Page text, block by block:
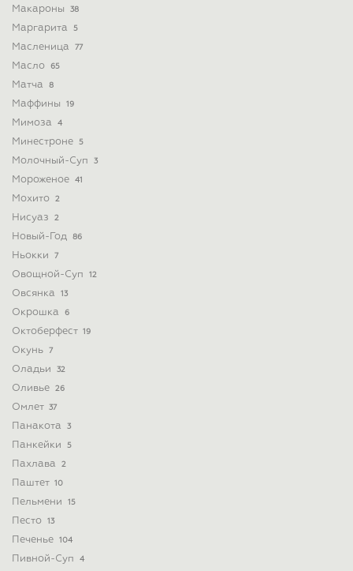
Макароны 38
Маргарита 5
Масленица 77
Масло 65
Матча 8
Маффины 19
Мимоза 4
Минестроне 5
Молочный-Суп 3
Мороженое 41
Мохито 2
Нисуаз 2
Новый-Год 86
Ньокки 7
Овощной-Суп 12
Овсянка 13
Окрошка 6
Октоберфест 19
Окунь 7
Оладьи 32
Оливье 26
Омлет 37
Панакота 3
Панкейки 5
Пахлава 2
Паштет 10
Пельмени 15
Песто 13
Печенье 104
Пивной-Суп 4